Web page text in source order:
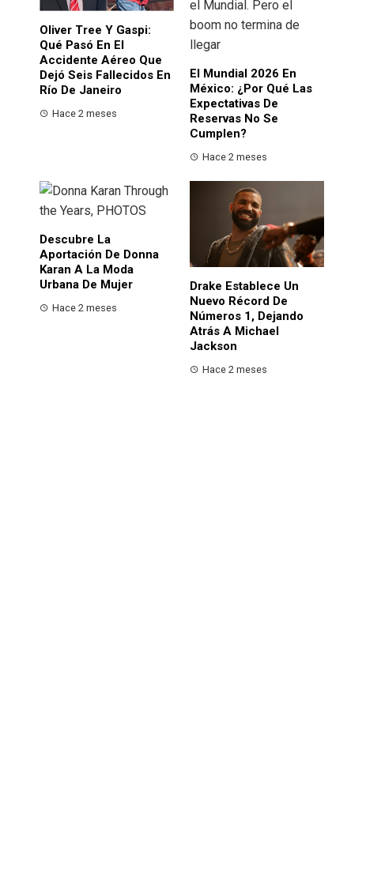
Oliver Tree Y Gaspi:
Qué Pasó En El
Accidente Aéreo Que
Dejó Seis Fallecidos En
Río De Janeiro
Hace 2 meses
El Mundial 2026 En
México: ¿por Qué Las
Expectativas De
Reservas No Se
Cumplen?
Hace 2 meses
Descubre La
Aportación De Donna
Karan A La Moda
Urbana De Mujer
Hace 2 meses
Drake Establece Un
Nuevo Récord De
Números 1, Dejando
Atrás A Michael
Jackson
Hace 2 meses